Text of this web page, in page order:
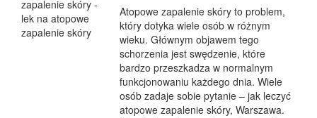
Atopowe zapalenie skóry to problem,
który dotyka wiele osób w różnym
wieku. Głównym objawem tego
schorzenia jest swędzenie, które
bardzo przeszkadza w normalnym
funkcjonowaniu każdego dnia. Wiele
osób zadaje sobie pytanie – jak leczyć
atopowe zapalenie skóry, Warszawa.